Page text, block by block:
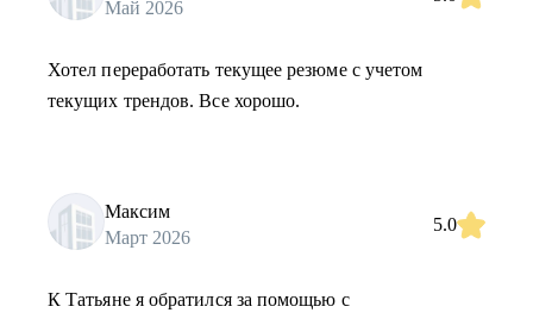
Май 2026
Хотел переработать текущее резюме с учетом
текущих трендов. Все хорошо.
Максим
Март 2026
5.0
К Татьяне я обратился за помощью с